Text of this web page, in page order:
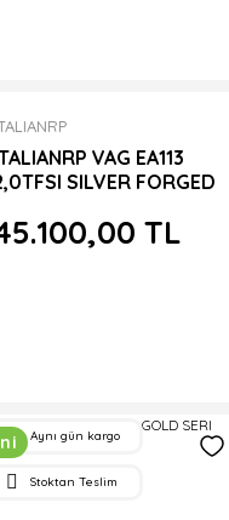
VAG EA113
SILVER FORGED
TL
Aynı gün kargo
Stoktan Teslim